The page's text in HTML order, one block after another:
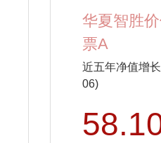
华夏智胜
票A
近五年净值增
06)